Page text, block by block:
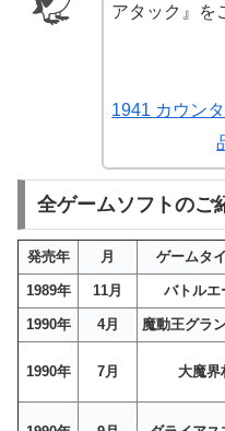
アタック』を
1941 カウン
全ゲームソフトのご
発売年 月 ゲームタ
1989年 11月 バトルエ
1990年 4月 魔動王グラ
1990年 7月 大魔界